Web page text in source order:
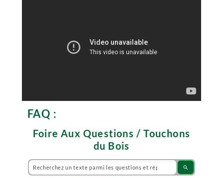
FAQ :
Foire Aux Questions / Touchons
du Bois
search